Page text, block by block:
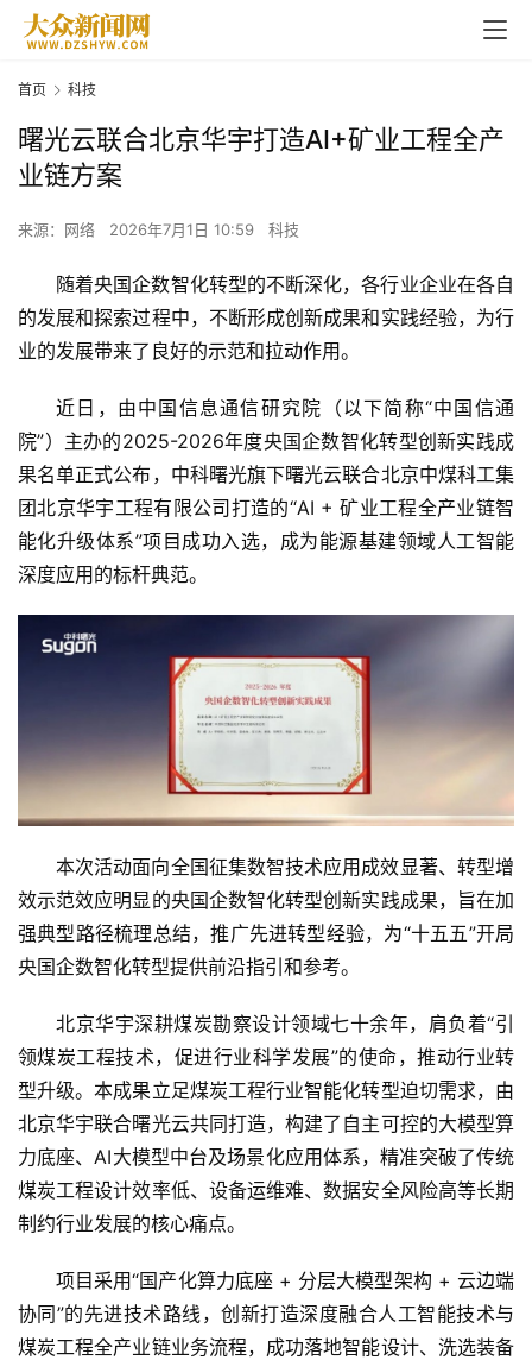
页
首页 科技
曙光云联合北京华宇打造AI+矿业工程全产
业链方案
来源：网络 2026年7月1日 10:59 科技
随着央国企数智化转型的不断深化，各行业企业在各自
的发展和探索过程中，不断形成创新成果和实践经验，为行
业的发展带来了良好的示范和拉动作用。
近日，由中国信息通信研究院（以下简称“中国信通
院”）主办的2025-2026年度央国企数智化转型创新实践成
果名单正式公布，中科曙光旗下曙光云联合北京中煤科工集
团北京华宇工程有限公司打造的“AI + 矿业工程全产业链智
能化升级体系”项目成功入选，成为能源基建领域人工智能
深度应用的标杆典范。
本次活动面向全国征集数智技术应用成效显著、转型增
效示范效应明显的央国企数智化转型创新实践成果，旨在加
强典型路径梳理总结，推广先进转型经验，为“十五五”开局
央国企数智化转型提供前沿指引和参考。
北京华宇深耕煤炭勘察设计领域七十余年，肩负着“引
领煤炭工程技术，促进行业科学发展”的使命，推动行业转
型升级。本成果立足煤炭工程行业智能化转型迫切需求，由
北京华宇联合曙光云共同打造，构建了自主可控的大模型算
力底座、AI大模型中台及场景化应用体系，精准突破了传统
煤炭工程设计效率低、设备运维难、数据安全风险高等长期
制约行业发展的核心痛点。
项目采用“国产化算力底座 + 分层大模型架构 + 云边端
协同”的先进技术路线，创新打造深度融合人工智能技术与
煤炭工程全产业链业务流程，成功落地智能设计、洗选装备